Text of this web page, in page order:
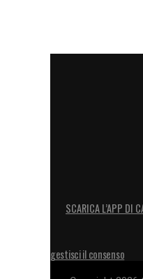
SCARICA L’APP DI
gestisci il consenso